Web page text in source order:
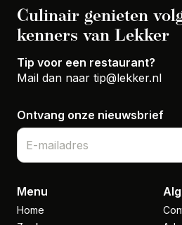
Culinair genieten
kenners van Lekker
Tip voor een restaurant?
Mail dan naar tip@lekker.nl
Ontvang onze nieuwsbrief
Menu
Home